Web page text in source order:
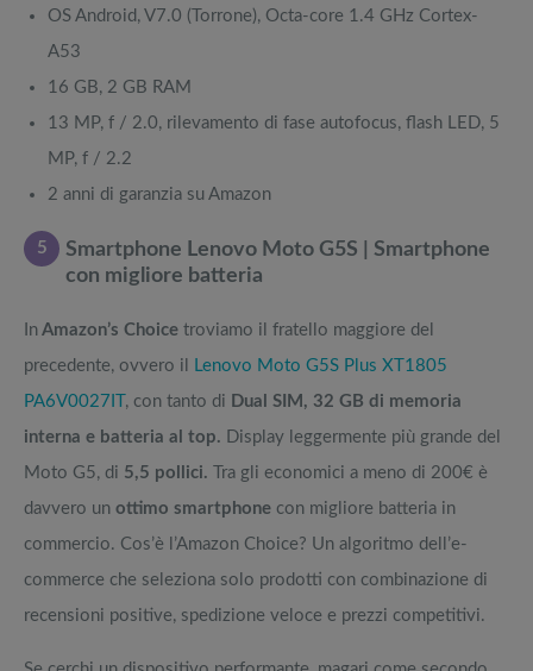
OS Android, V7.0 (Torrone), Octa-core 1.4 GHz Cortex-
A53
16 GB, 2 GB RAM
13 MP, f / 2.0, rilevamento di fase autofocus, flash LED, 5
MP, f / 2.2
2 anni di garanzia su Amazon
5
Smartphone Lenovo Moto G5S | Smartphone
con migliore batteria
In Amazon’s Choice troviamo il fratello maggiore del
precedente, ovvero il
Lenovo Moto G5S Plus XT1805
PA6V0027IT , con tanto di Dual SIM, 32 GB di memoria
interna e batteria al top. Display leggermente più grande del
Moto G5, di 5,5 pollici. Tra gli economici a meno di 200€ è
davvero un ottimo smartphone con migliore batteria in
commercio. Cos’è l’Amazon Choice? Un algoritmo dell’e-
commerce che seleziona solo prodotti con combinazione di
recensioni positive, spedizione veloce e prezzi competitivi.